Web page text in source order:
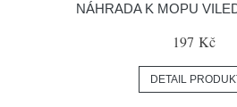
NÁHRADA K MOPU
197 Kč
DETAIL